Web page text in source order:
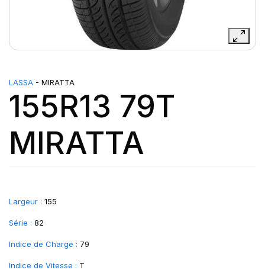
LASSA - MIRATTA
155R13 79T
MIRATTA
Largeur : 155
Série : 82
Indice de Charge : 79
Indice de Vitesse : T